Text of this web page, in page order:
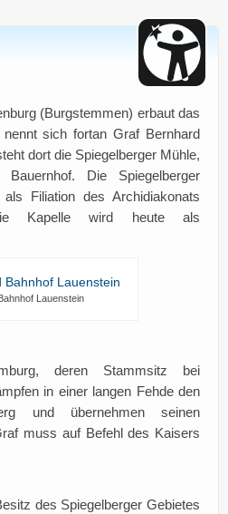
(Burgstemmen) erbaut das
sich fortan Graf Bernhard
dort die Spiegelberger Mühle,
Die Spiegelberger
Filiation des Archidiakonats
Kapelle wird heute als
Lauenstein
deren Stammsitz bei
in einer langen Fehde den
und übernehmen seinen
muss auf Befehl des Kaisers
des Spiegelberger Gebietes